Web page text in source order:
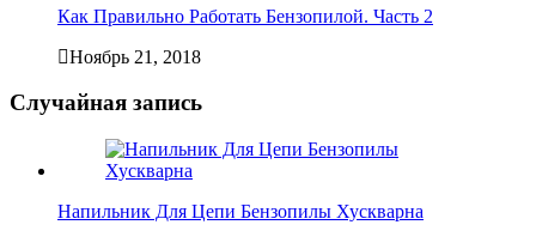
Как Правильно Работать Бензопилой. Часть 2
Ноябрь 21, 2018
Случайная запись
Напильник Для Цепи Бензопилы Хускварна